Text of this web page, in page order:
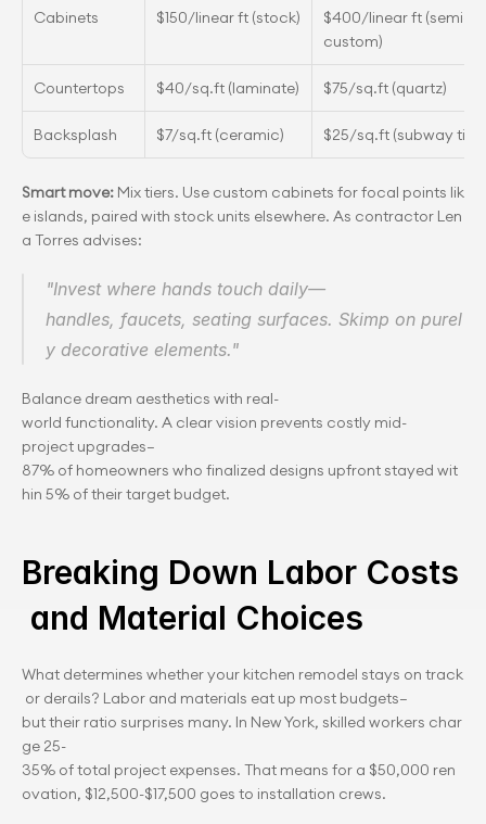
Cabinets $150/linear ft (stock)
$400/linear ft (semi-
custom)
Countertops $40/sq.ft (laminate) $75/sq.ft (quartz)
Backsplash $7/sq.ft (ceramic) $25/sq.ft (subway tile)
Smart move: Mix tiers. Use custom cabinets for focal points lik
e islands, paired with stock units elsewhere. As contractor Len
a Torres advises:
"Invest where hands touch daily—
handles, faucets, seating surfaces. Skimp on purel
y decorative elements."
Balance dream aesthetics with real-
world functionality. A clear vision prevents costly mid-
project upgrades—
87% of homeowners who finalized designs upfront stayed wit
hin 5% of their target budget.
Breaking Down Labor Costs
and Material Choices
What determines whether your kitchen remodel stays on track
or derails? Labor and materials eat up most budgets—
but their ratio surprises many. In New York, skilled workers char
ge 25-
35% of total project expenses. That means for a $50,000 ren
ovation, $12,500-$17,500 goes to installation crews.